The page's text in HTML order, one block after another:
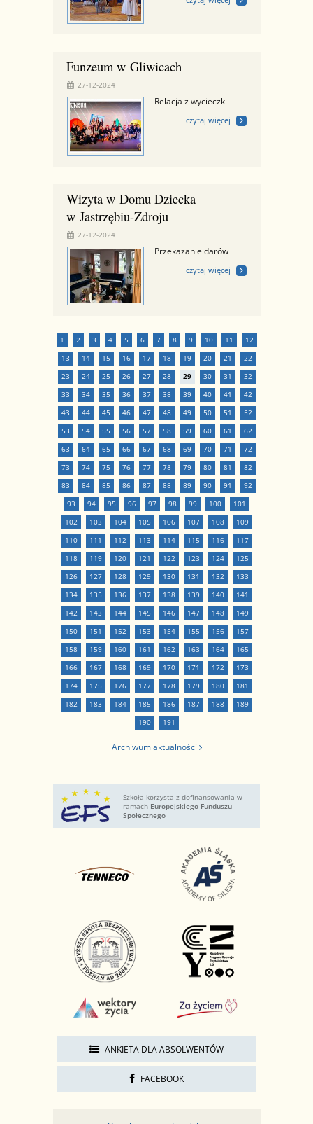
Funzeum w Gliwicach
27-12-2024
Relacja z wycieczki
czytaj więcej
Wizyta w Domu Dziecka
w Jastrzębiu-Zdroju
27-12-2024
Przekazanie darów
czytaj więcej
1 2 3 4 5 6 7 8 9 10 11
12
13
14 15 16 17 18 19 20 21
22
23
24 25 26 27 28 29 30 31
32
33
34 35 36 37 38 39 40 41
42
43
44 45 46 47 48 49 50 51
52
53
54 55 56 57 58 59 60 61
62
63
64 65 66 67 68 69 70 71
72
73
74 75 76 77 78 79 80 81
82
83
84 85 86 87 88 89 90 91
92
93
94 95 96 97 98 99 100
101
102
103 104 105 106 107 108
109
110
111 112 113 114 115 116
117
118
119 120 121 122 123 124
125
126
127 128 129 130 131 132
133
134
135 136 137 138 139 140
141
142
143 144 145 146 147 148
149
150
151 152 153 154 155 156
157
158
159 160 161 162 163 164
165
166
167 168 169 170 171 172
173
174
175 176 177 178 179 180
181
182
183 184 185 186 187 188
189
190
191
Archiwum aktualności
Szkoła korzysta z dofinansowania w
ramach Europejskiego Funduszu
Społecznego
ANKIETA DLA ABSOLWENTÓW
FACEBOOK